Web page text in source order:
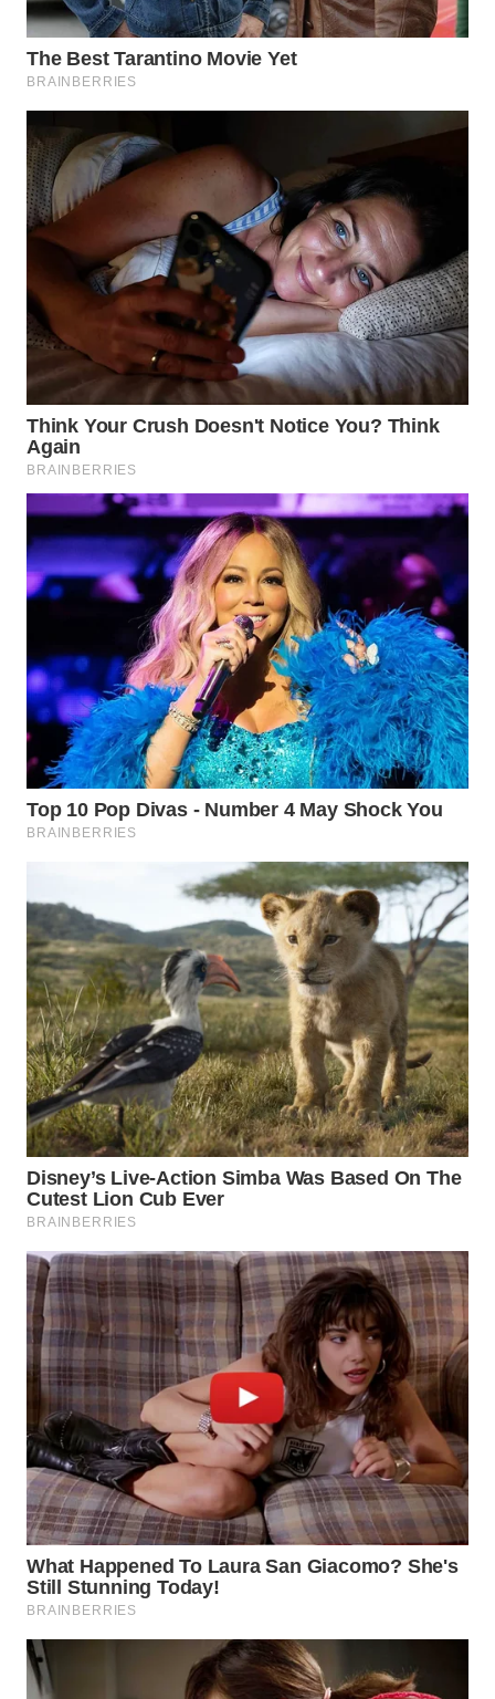
WN
TAPANULI
TENGAH
WN DELI
SERDANG
WN
TEBING
TINGGI
PAKPAK
WN
KARAWANG
WN
BEKASI
WN
BOGOR
DEPOK
WN
TAPANULI
UTARA
WN
SAMOSIR
WN
PADANG
LAWAS
WN
SUMEDANG
WN
CIANJUR
WN
KEPULAUAN
SERIBU
WN
TANGERANG
WN
BINJAI
WN
CIREBON
WN
INDRAMAYU
WN